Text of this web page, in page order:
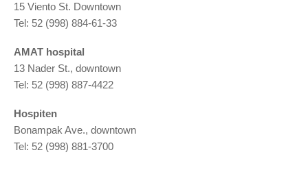
15 Viento St. Downtown
Tel: 52 (998) 884-61-33
AMAT hospital
13 Nader St., downtown
Tel: 52 (998) 887-4422
Hospiten
Bonampak Ave., downtown
Tel: 52 (998) 881-3700